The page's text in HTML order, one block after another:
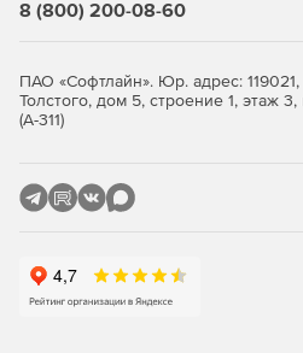
Всеобъемлющий и удобный
для управления
Защита всех уровней IT-
8 (800) 200-08-60
ПАО «Софтлайн». Юр. адрес:
Толстого, дом 5, строение 1, этаж
(А-311)